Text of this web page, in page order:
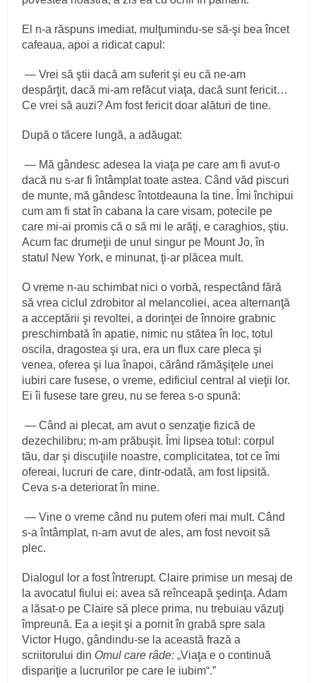
El n‑a răspuns imediat, mulţumindu‑se să‑şi bea încet
cafeaua, apoi a ridicat capul:
— Vrei să ştii dacă am suferit şi eu că ne‑am
despărţit, dacă mi‑am refăcut viaţa, dacă sunt fericit…
Ce vrei să auzi? Am fost fericit doar alături de tine.
După o tăcere lungă, a adăugat:
— Mă gândesc adesea la viaţa pe care am fi avut‑o
dacă nu s‑ar fi întâmplat toate astea. Când văd piscuri
de munte, mă gândesc întotdeauna la tine. Îmi închipui
cum am fi stat în cabana la care visam, potecile pe
care mi‑ai promis că o să mi le arăţi, e caraghios, ştiu.
Acum fac drumeţii de unul singur pe Mount Jo, în
statul New York, e minunat, ţi‑ar plăcea mult.
O vreme n‑au schimbat nici o vorbă, respectând fără
să vrea ciclul zdrobitor al melancoliei, acea alternanţă
a acceptării şi revoltei, a dorinţei de înnoire grabnic
preschimbată în apatie, nimic nu stătea în loc, totul
oscila, dragostea şi ura, era un flux care pleca şi
venea, oferea şi lua înapoi, cărând rămăşiţele unei
iubiri care fusese, o vreme, edificiul central al vieţii lor.
Ei îi fusese tare greu, nu se ferea s‑o spună:
— Când ai plecat, am avut o senzaţie fizică de
dezechilibru; m‑am prăbuşit. Îmi lipsea totul: corpul
tău, dar şi discuţiile noastre, complicitatea, tot ce îmi
ofereai, lucruri de care, dintr‑odată, am fost lipsită.
Ceva s‑a deteriorat în mine.
— Vine o vreme când nu putem oferi mai mult. Când
s‑a întâmplat, n‑am avut de ales, am fost nevoit să
plec.
Dialogul lor a fost întrerupt. Claire primise un mesaj de
la avocatul fiului ei: avea să reînceapă şedinţa. Adam
a lăsat‑o pe Claire să plece prima, nu trebuiau văzuţi
împreună. Ea a ieşit şi a pornit în grabă spre sala
Victor Hugo, gândindu‑se la această frază a
scriitorului din Omul care râde:„Viaţa e o continuă
dispariţie a lucrurilor pe care le iubim“.”